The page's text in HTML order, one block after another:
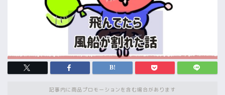
記事内に商品プロモーションを含む場合があります